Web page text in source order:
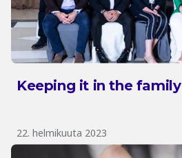
Keeping it in the family
22. helmikuuta 2023